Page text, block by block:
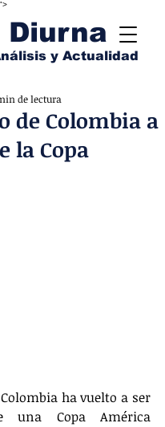
y Actualidad
de Colombia a
la Copa
de lectura
ha vuelto a ser
una Copa América